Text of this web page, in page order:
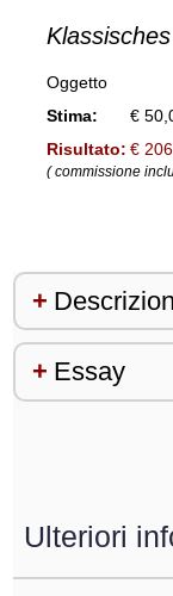
Oggetto
Stima:
€
Risultato: €
( commissione
Essay
Ulteriori